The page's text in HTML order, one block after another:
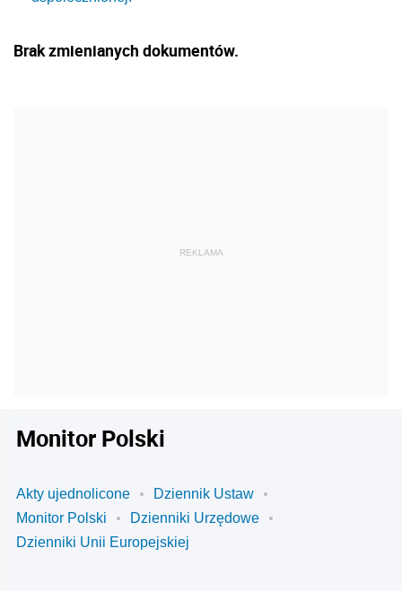
Brak zmienianych dokumentów.
Monitor Polski
Akty ujednolicone
Dziennik Ustaw
Monitor Polski
Dzienniki Urzędowe
Dzienniki Unii Europejskiej